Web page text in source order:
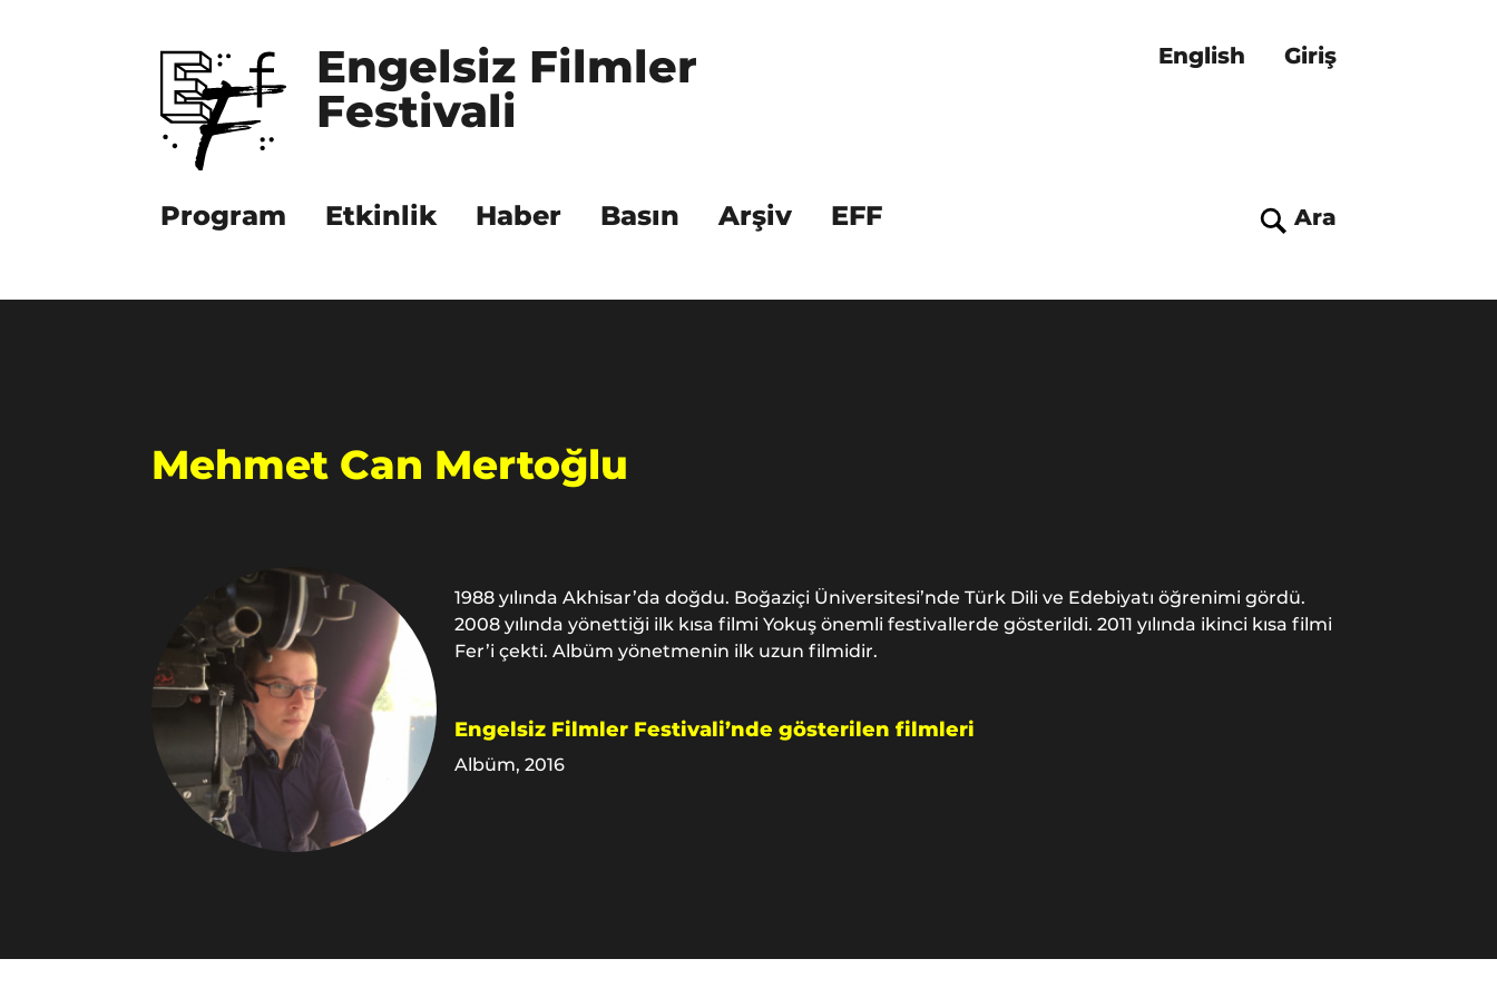
Engelsiz Filmler
Festivali
Giriş
English
Program Etkinlik Haber Basın Arşiv EFF Ara
Mehmet Can Mertoğlu
1988 yılında Akhisar’da doğdu. Boğaziçi Üniversitesi’nde Türk Dili ve Edebiyatı öğrenimi gördü.
2008 yılında yönettiği ilk kısa filmi Yokuş önemli festivallerde gösterildi. 2011 yılında ikinci kısa filmi
Fer’i çekti. Albüm yönetmenin ilk uzun filmidir.
Engelsiz Filmler Festivali’nde gösterilen filmleri
Albüm, 2016